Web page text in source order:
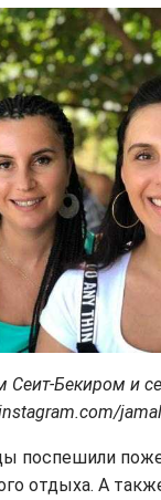
Бекиром и
поспешили
отдыха. А